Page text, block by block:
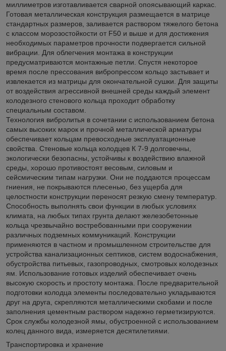
миллиметров изготавливается сварной опоясывающий каркас.
Готовая металлическая конструкция размещается в матрице
стандартных размеров, заливается раствором тяжелого бетона
с классом морозостойкости от F50 и выше и для достижения
необходимых параметров прочности подвергается сильной
вибрации. Для облегчения монтажа в конструкции
предусматриваются монтажные петли. Спустя некоторое
время после прессования вибропрессом кольцо застывает и
извлекается из матрицы для окончательной сушки. Для защиты
от воздействия агрессивной внешней среды каждый элемент
колодезного стенового кольца проходит обработку
специальным составом.
Технология вибролитья в сочетании с использованием бетона
самых высоких марок и прочной металлической арматуры
обеспечивает кольцам превосходные эксплуатационные
свойства. Стеновые кольца колодцев К 7-9 долговечны,
экологически безопасны, устойчивы к воздействию влажной
среды, хорошо противостоят весовым, силовым и
сейсмическим типам нагрузки. Они не поддаются процессам
гниения, не покрываются плесенью, без ущерба для
целостности конструкции переносят резкую смену температур.
Способность выполнять свои функции в любых условиях
климата, на любых типах грунта делают железобетонные
кольца чрезвычайно востребованными при сооружении
различных подземных коммуникаций. Конструкции
применяются в частном и промышленном строительстве для
устройства канализационных септиков, систем водоснабжения,
обустройства питьевых, газопроводных, смотровых колодезных
ям. Использование готовых изделий обеспечивает очень
высокую скорость и простоту монтажа. После предварительной
подготовки колодца элементы последовательно укладываются
друг на друга, скрепляются металлическими скобами и после
заполнения цементным раствором надежно герметизируются.
Срок службы колодезной ямы, обустроенной с использованием
колец данного вида, измеряется десятилетиями.
Транспортировка и хранение